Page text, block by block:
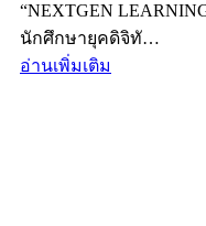
“NEXTGEN
นักศึกษายุคดิจิทั…
อ่านเพิ่มเติม